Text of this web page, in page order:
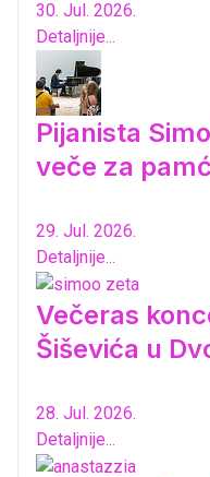
30. Jul. 2026.
Detaljnije...
Pijanista
veče za
29. Jul. 2026.
Detaljnije...
Večeras
Šiševića u
28. Jul. 2026.
Detaljnije...